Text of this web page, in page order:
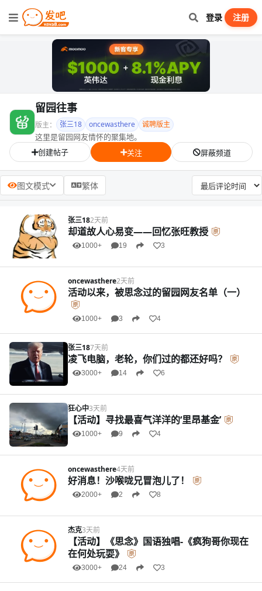
登录 注册
留园往事
版主： 张三18 oncewasthere 诚聘版主
这里是留园网友情怀的聚集地。
创建帖子
关注 屏蔽频道
图文模式 繁体
张三182天前
却道故人心易变——回忆张旺教授
1000+ 19 3
oncewasthere2天前
活动以来，被思念过的留园网友名单（一）
1000+ 3 4
张三187天前
凌飞电脑，老轮，你们过的都还好吗？
3000+ 14 6
狂心中3天前
【活动】寻找最喜气洋洋的‘里昂基金’
1000+ 9 4
oncewasthere4天前
好消息！沙喉咙兄冒泡儿了！
2000+ 2 8
杰克3天前
【活动】《思念》国语独唱-《疯狗哥你现在
在何处玩耍》
3000+ 24 3